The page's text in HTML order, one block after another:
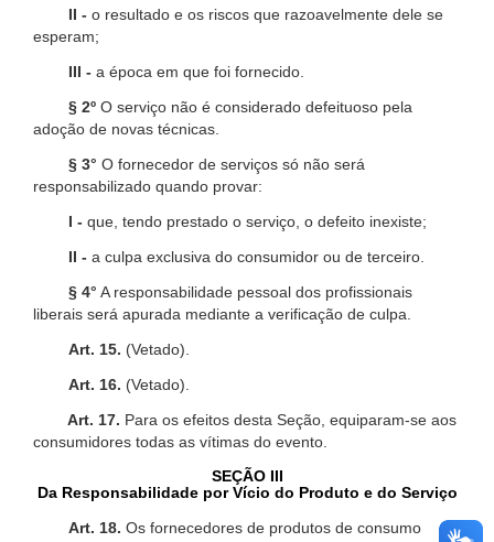
II - o resultado e os riscos que razoavelmente dele se
esperam;
III - a época em que foi fornecido.
§ 2º O serviço não é considerado defeituoso pela
adoção de novas técnicas.
§ 3° O fornecedor de serviços só não será
responsabilizado quando provar:
I - que, tendo prestado o serviço, o defeito inexiste;
II - a culpa exclusiva do consumidor ou de terceiro.
§ 4° A responsabilidade pessoal dos profissionais
liberais será apurada mediante a verificação de culpa.
Art. 15. (Vetado).
Art. 16. (Vetado).
Art. 17. Para os efeitos desta Seção, equiparam-se aos
consumidores todas as vítimas do evento.
SEÇÃO III
Da Responsabilidade por Vício do Produto e do Serviço
Art. 18. Os fornecedores de produtos de consumo